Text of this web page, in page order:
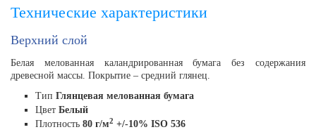
Технические характеристики
Верхний слой
Белая мелованная каландрированная бумага без содержания
древесной массы. Покрытие – средний глянец.
Тип Глянцевая мелованная бумага
Цвет Белый
Плотность 80 г/м2 +/-10% ISO 536